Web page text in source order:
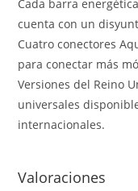
Cada barra
cuenta con un
Cuatro conectores
para conectar más
Versiones del Reino
universales
internacionales.
Valoraciones